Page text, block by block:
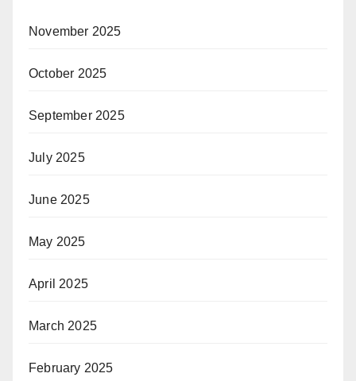
November 2025
October 2025
September 2025
July 2025
June 2025
May 2025
April 2025
March 2025
February 2025